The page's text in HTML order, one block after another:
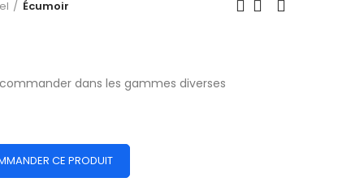
Écumoir
commander dans les gammes diverses
CE PRODUIT